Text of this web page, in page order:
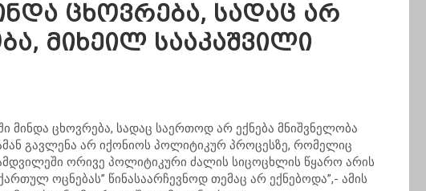
ცხოვრება, სადაც არ
მიხეილ სააკაშვილი
მინდა ცხოვრება, სადაც საერთოდ არ ექნება მნიშვნელობა
გავლენა არ იქონიოს პოლიტიკურ პროცესზე, რომელიც
ორივე პოლიტიკური ძალის სიცოცხლის წყარო არის
ოცნებას” წინასაარჩევნოდ თემაც არ ექნებოდა”,- ამის